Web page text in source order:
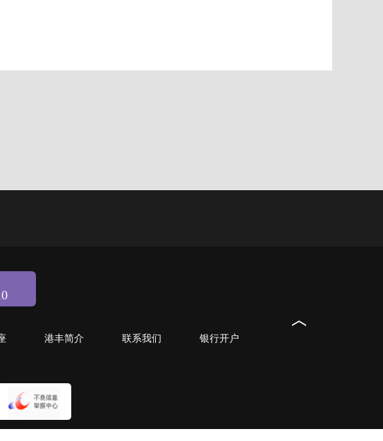
港丰简介 联系我们 银行开户